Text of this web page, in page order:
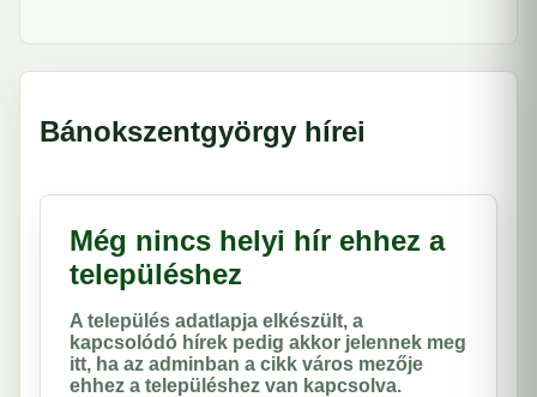
Bánokszentgyörgy hírei
Még nincs helyi hír ehhez a
településhez
A település adatlapja elkészült, a
kapcsolódó hírek pedig akkor jelennek meg
itt, ha az adminban a cikk város mezője
ehhez a településhez van kapcsolva.